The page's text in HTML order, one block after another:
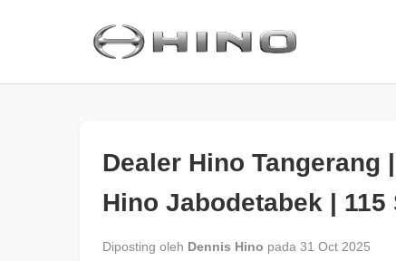
Dealer Hino Tangerang
Hino Jabodetabek | 115
Diposting oleh Dennis Hino pada 31 Oct 2025